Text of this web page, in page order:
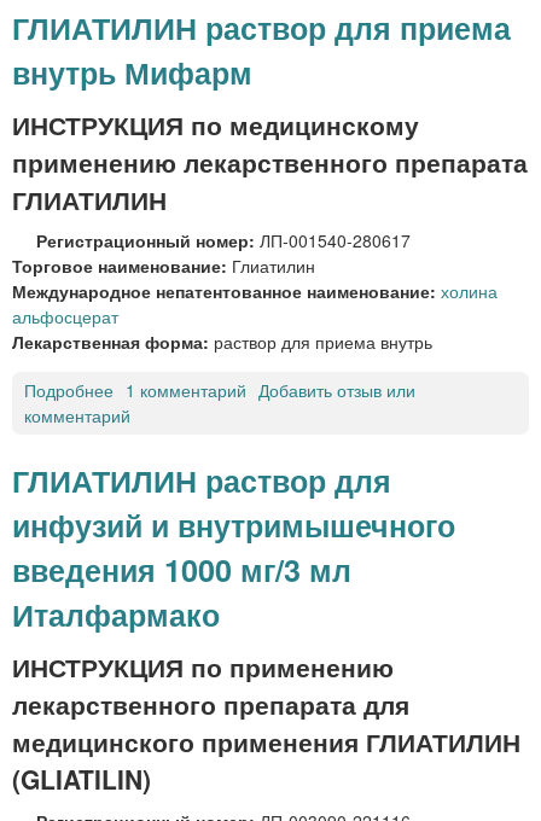
а
л
е
т
к
и
п
о
д
ъ
я
з
н
е
и
ц
н
ф
о
р
т
е
т
а
б
л
е
и
а
щ
е
н
е
К
а
о
н
ГЛИАТИЛИН раствор для приема
внутрь Мифарм
ИНСТРУКЦИЯ по медицинскому
применению лекарственного препарата
ГЛИАТИЛИН
Регистрационный номер: ЛП-001540-280617
Торговое наименование: Глиатилин
Международное непатентованное наименование: холина
альфосцерат
Лекарственная форма: раствор для приема внутрь
Подробнее
Г
И
А
Т
И
Л
Н
а
т
в
о
р
1 комментарий Добавить отзыв или
комментарий
ГЛИАТИЛИН раствор для
инфузий и внутримышечного
введения 1000 мг/3 мл
Италфармако
ИНСТРУКЦИЯ по применению
лекарственного препарата для
медицинского применения ГЛИАТИЛИН
(GLIATILIN)